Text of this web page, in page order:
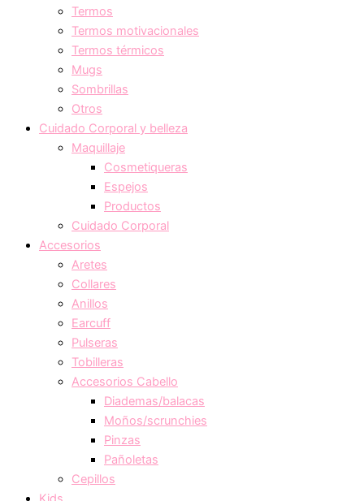
Termos
Termos motivacionales
Termos térmicos
Mugs
Sombrillas
Otros
Cuidado Corporal y belleza
Maquillaje
Cosmetiqueras
Espejos
Productos
Cuidado Corporal
Accesorios
Aretes
Collares
Anillos
Earcuff
Pulseras
Tobilleras
Accesorios Cabello
Diademas/balacas
Moños/scrunchies
Pinzas
Pañoletas
Cepillos